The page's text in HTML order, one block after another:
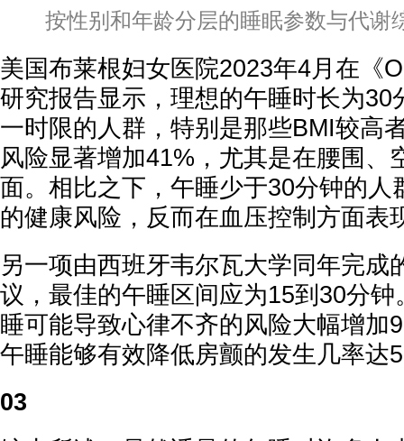
按性别和年龄分层的睡眠参数与代谢
美国布莱根妇女医院2023年4月在《
研究报告显示，理想的午睡时长为30
一时限的人群，特别是那些BMI较高
风险显著增加41%，尤其是在腰围、
面。相比之下，午睡少于30分钟的人
的健康风险，反而在血压控制方面表
另一项由西班牙韦尔瓦大学同年完成
议，最佳的午睡区间应为15到30分
睡可能导致心律不齐的风险大幅增加
午睡能够有效降低房颤的发生几率达
03